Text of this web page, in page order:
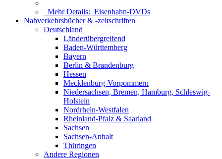
Mehr Details: Eisenbahn-DVDs
Nahverkehrsbücher & -zeitschriften
Deutschland
Länderübergreifend
Baden-Württemberg
Bayern
Berlin & Brandenburg
Hessen
Mecklenburg-Vorpommern
Niedersachsen, Bremen, Hamburg, Schleswig-
Holstein
Nordrhein-Westfalen
Rheinland-Pfalz & Saarland
Sachsen
Sachsen-Anhalt
Thüringen
Andere Regionen